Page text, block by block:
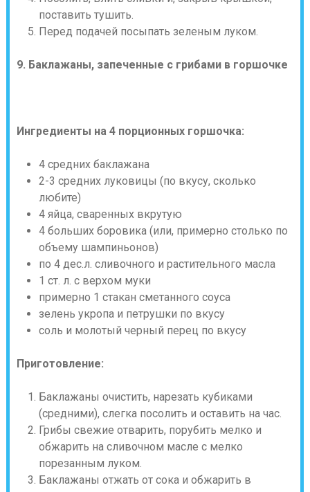
поставить тушить.
Перед подачей посыпать зеленым луком.
9. Баклажаны, запеченные с грибами в горшочке
Ингредиенты на 4 порционных горшочка:
4 средних баклажана
2-3 средних луковицы (по вкусу, сколько
любите)
4 яйца, сваренных вкрутую
4 больших боровика (или, примерно столько по
объему шампиньонов)
по 4 дес.л. сливочного и растительного масла
1 ст. л. с верхом муки
примерно 1 стакан сметанного соуса
зелень укропа и петрушки по вкусу
соль и молотый черный перец по вкусу
Приготовление:
Баклажаны очистить, нарезать кубиками
(средними), слегка посолить и оставить на час.
Грибы свежие отварить, порубить мелко и
обжарить на сливочном масле с мелко
порезанным луком.
Баклажаны отжать от сока и обжарить в